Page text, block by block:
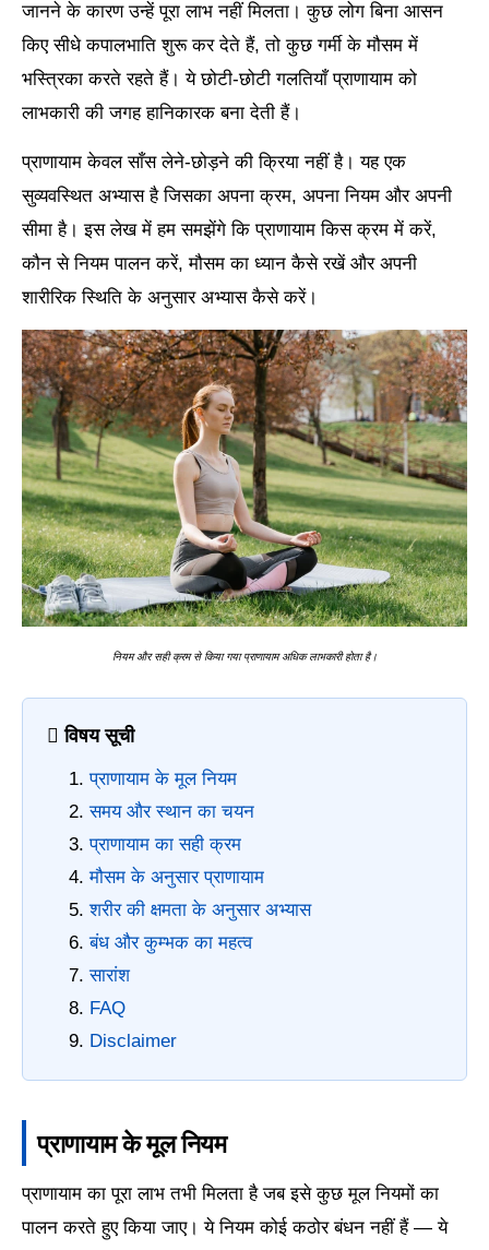
जानने के कारण उन्हें पूरा लाभ नहीं मिलता। कुछ लोग बिना आसन
किए सीधे कपालभाति शुरू कर देते हैं, तो कुछ गर्मी के मौसम में
भस्त्रिका करते रहते हैं। ये छोटी-छोटी गलतियाँ प्राणायाम को
लाभकारी की जगह हानिकारक बना देती हैं।
प्राणायाम केवल साँस लेने-छोड़ने की क्रिया नहीं है। यह एक
सुव्यवस्थित अभ्यास है जिसका अपना क्रम, अपना नियम और अपनी
सीमा है। इस लेख में हम समझेंगे कि प्राणायाम किस क्रम में करें,
कौन से नियम पालन करें, मौसम का ध्यान कैसे रखें और अपनी
शारीरिक स्थिति के अनुसार अभ्यास कैसे करें।
नियम और सही क्रम से किया गया प्राणायाम अधिक लाभकारी होता है।
 विषय सूची
प्राणायाम के मूल नियम
समय और स्थान का चयन
प्राणायाम का सही क्रम
मौसम के अनुसार प्राणायाम
शरीर की क्षमता के अनुसार अभ्यास
बंध और कुम्भक का महत्व
सारांश
FAQ
Disclaimer
प्राणायाम के मूल नियम
प्राणायाम का पूरा लाभ तभी मिलता है जब इसे कुछ मूल नियमों का
पालन करते हुए किया जाए। ये नियम कोई कठोर बंधन नहीं हैं — ये